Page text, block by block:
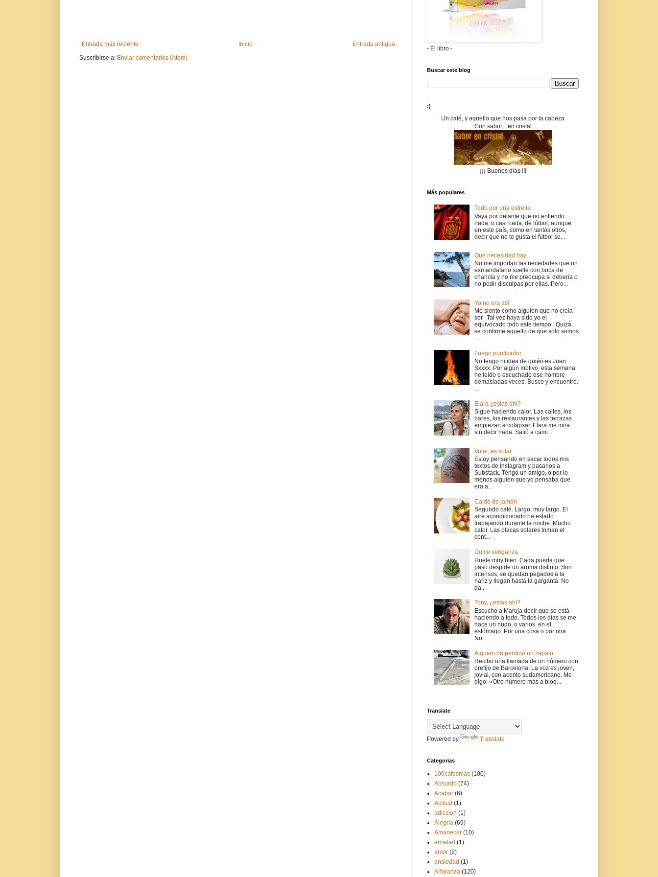
Entrada más reciente Entrada antigua
Inicio
Suscribirse a: Enviar comentarios (Atom)
- El libro -
Buscar este blog
:)
Un café, y aquello que nos pasa por la cabeza
Con sabor... en cristal
¡¡¡ Buenos dias !!!
Más populares
Todo por una estrella
Vaya por delante que no entiendo
nada, o casi nada, de fútbol, aunque
en este país, como en tantos otros,
decir que no te gusta el fútbol se...
Qué necesidad hay
No me importan las necedades que un
exmandatario suelte con boca de
chancla y no me preocupa si debería o
no pedir disculpas por ellas. Pero...
Yo no era así
Me siento como alguien que no creía
ser. Tal vez haya sido yo el
equivocado todo este tiempo. Quizá
se confirme aquello de que solo somos
...
Fuego purificador
No tengo ni idea de quién es Juan
Sxxxx. Por algún motivo, esta semana
he leído o escuchado ese nombre
demasiadas veces. Busco y encuentro.
...
Elara ¿estas ahí?
Sigue haciendo calor. Las calles, los
bares, los restaurantes y las terrazas
empiezan a colapsar. Elara me mira
sin decir nada. Salió a cami...
Volar, es volar
Estoy pensando en sacar todos mis
textos de Instagram y pasarlos a
Substack. Tengo un amigo, o por lo
menos alguien que yo pensaba que
era a...
Caldo de jamón
Segundo café. Largo, muy largo. El
aire acondicionado ha estado
trabajando durante la noche. Mucho
calor. Las placas solares toman el
cont...
Dulce venganza
Huele muy bien. Cada puerta que
paso despide un aroma distinto. Son
intensos, se quedan pegados a la
nariz y llegan hasta la garganta. No
da...
Tony, ¿estas ahí?
Escucho a Maruja decir que se está
haciendo a todo. Todos los días se me
hace un nudo, o varios, en el
estómago. Por una cosa o por otra.
No...
Alguien ha perdido un zapato
Recibo una llamada de un número con
prefijo de Barcelona. La voz es joven,
jovial, con acento sudamericano. Me
digo: «Otro número más a bloq...
Translate
Powered by Translate
Categorias
100cafesmas (100)
Absurdo (74)
Acabar (6)
Actitud (1)
adiccion (1)
Alegría (69)
Amanecer (10)
amistad (1)
amor (2)
ansiedad (1)
Añoranza (120)